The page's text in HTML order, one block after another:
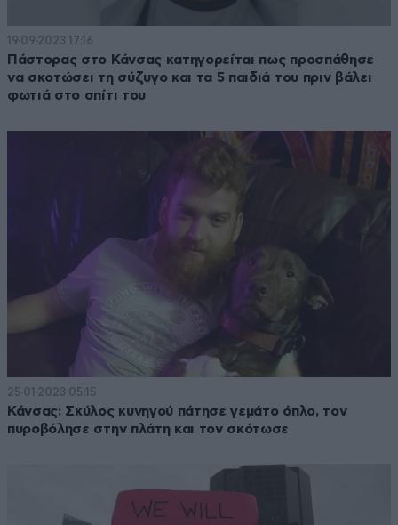
19·09·2023 17:16
Πάστορας στο Κάνσας κατηγορείται πως προσπάθησε
να σκοτώσει τη σύζυγο και τα 5 παιδιά του πριν βάλει
φωτιά στο σπίτι του
25·01·2023 05:15
Κάνσας: Σκύλος κυνηγού πάτησε γεμάτο όπλο, τον
πυροβόλησε στην πλάτη και τον σκότωσε